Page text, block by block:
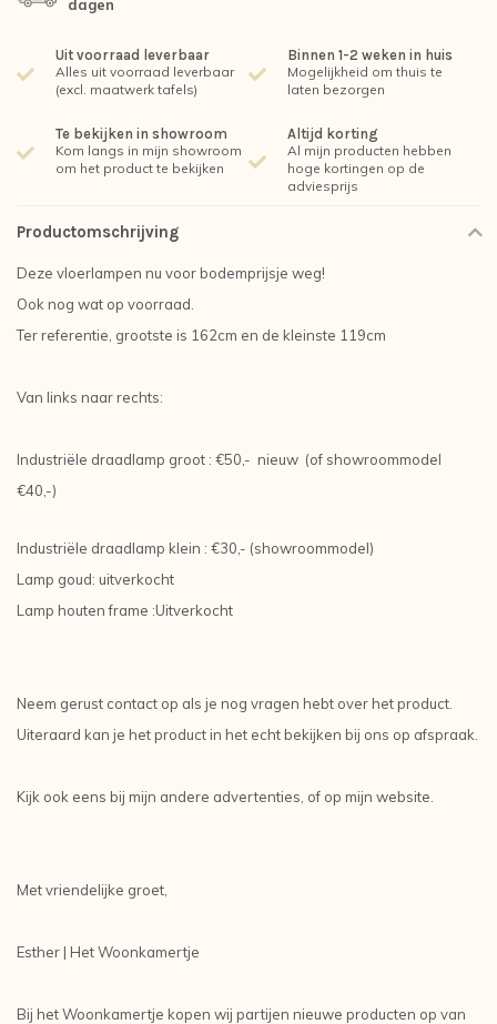
dagen
Uit voorraad leverbaar
Alles uit voorraad leverbaar
(excl. maatwerk tafels)
Binnen 1-2 weken in huis
Mogelijkheid om thuis te
laten bezorgen
Te bekijken in showroom
Kom langs in mijn showroom
om het product te bekijken
Altijd korting
Al mijn producten hebben
hoge kortingen op de
adviesprijs
Productomschrijving
Deze vloerlampen nu voor bodemprijsje weg!
Ook nog wat op voorraad.
Ter referentie, grootste is 162cm en de kleinste 119cm
Van links naar rechts:
Industriële draadlamp groot : €50,- nieuw (of showroommodel
€40,-)
Industriële draadlamp klein : €30,- (showroommodel)
Lamp goud: uitverkocht
Lamp houten frame :Uitverkocht
Neem gerust contact op als je nog vragen hebt over het product.
Uiteraard kan je het product in het echt bekijken bij ons op afspraak.
Kijk ook eens bij mijn andere advertenties, of op mijn website.
Met vriendelijke groet,
Esther | Het Woonkamertje
Bij het Woonkamertje kopen wij partijen nieuwe producten op van